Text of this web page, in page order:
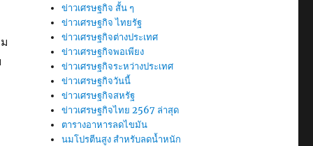
ข่าวเศรษฐกิจ สั้น ๆ
ข่าวเศรษฐกิจ ไทยรัฐ
ข่าวเศรษฐกิจต่างประเทศ
ข่าวเศรษฐกิจพอเพียง
ข่าวเศรษฐกิจระหว่างประเทศ
ข่าวเศรษฐกิจวันนี้
ข่าวเศรษฐกิจสหรัฐ
ข่าวเศรษฐกิจไทย 2567 ล่าสุด
ตารางอาหารลดไขมัน
นมโปรตีนสูง สำหรับลดน้ำหนัก